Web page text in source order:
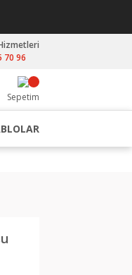
70 96
Sepetim